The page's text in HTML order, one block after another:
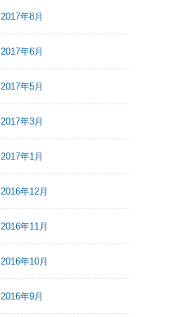
2017年8月
2017年6月
2017年5月
2017年3月
2017年1月
2016年12月
2016年11月
2016年10月
2016年9月